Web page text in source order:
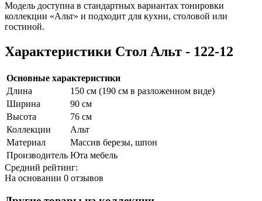
Модель доступна в стандартных вариантах тонировки
коллекции «Альт» и подходит для кухни, столовой или
гостиной.
Характеристики Стол Альт - 122-12
Основные характеристики
Длина
150 см (190 см в разложенном виде)
Ширина
90 см
Высота
76 см
Коллекции
Альт
Материал
Массив березы, шпон
Производитель Юта мебель
Средний рейтинг:
На основании 0 отзывов